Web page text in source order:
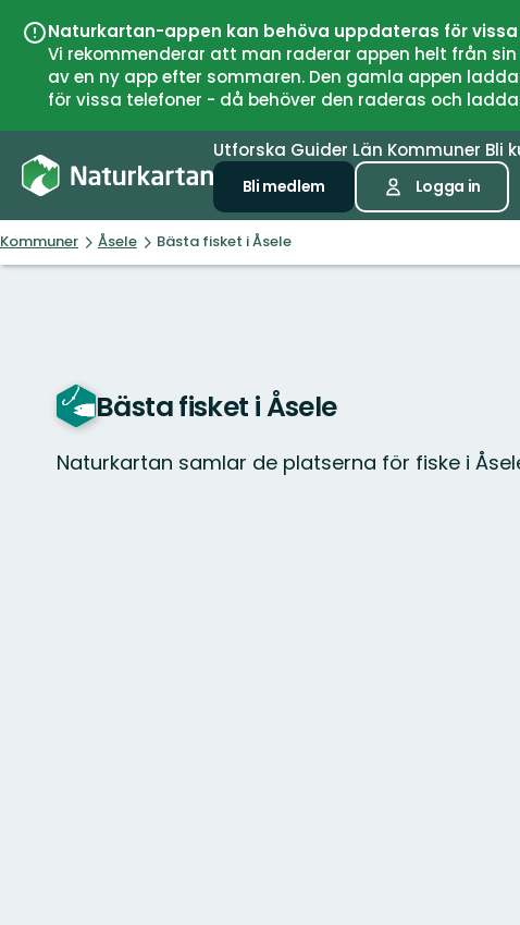
Naturkartan-appen kan behöva uppdateras för
Vi rekommenderar att man raderar appen helt från
av en ny app efter sommaren. Den gamla appen
för vissa telefoner - då behöver den raderas och
Utforska Guider Län Kommuner Bli
Bli medlem Logga in
Kommuner Åsele Bästa fisket i Åsele
Bästa fisket i Åsele
Naturkartan samlar de platserna för fiske i